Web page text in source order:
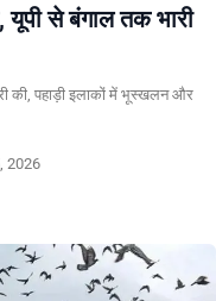
यूपी से बंगाल तक भारी
की, पहाड़ी इलाकों में भूस्खलन और
2026